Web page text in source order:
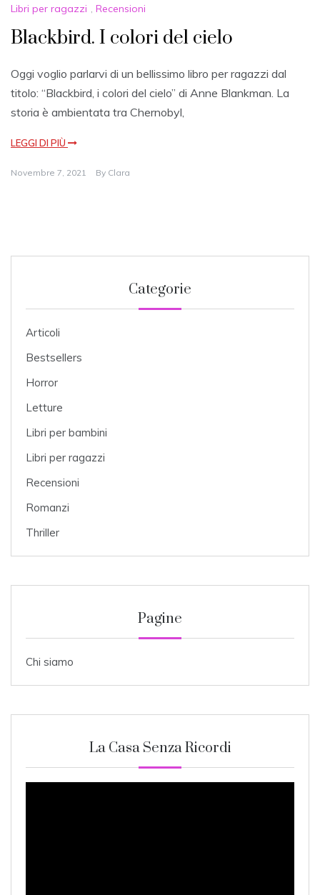
Libri per ragazzi , Recensioni
Blackbird. I colori del cielo
Oggi voglio parlarvi di un bellissimo libro per ragazzi dal
titolo: “Blackbird, i colori del cielo” di Anne Blankman. La
storia è ambientata tra Chernobyl,
LEGGI DI PIÙ
Novembre 7, 2021 By Clara
Categorie
Articoli
Bestsellers
Horror
Letture
Libri per bambini
Libri per ragazzi
Recensioni
Romanzi
Thriller
Pagine
Chi siamo
La Casa Senza Ricordi